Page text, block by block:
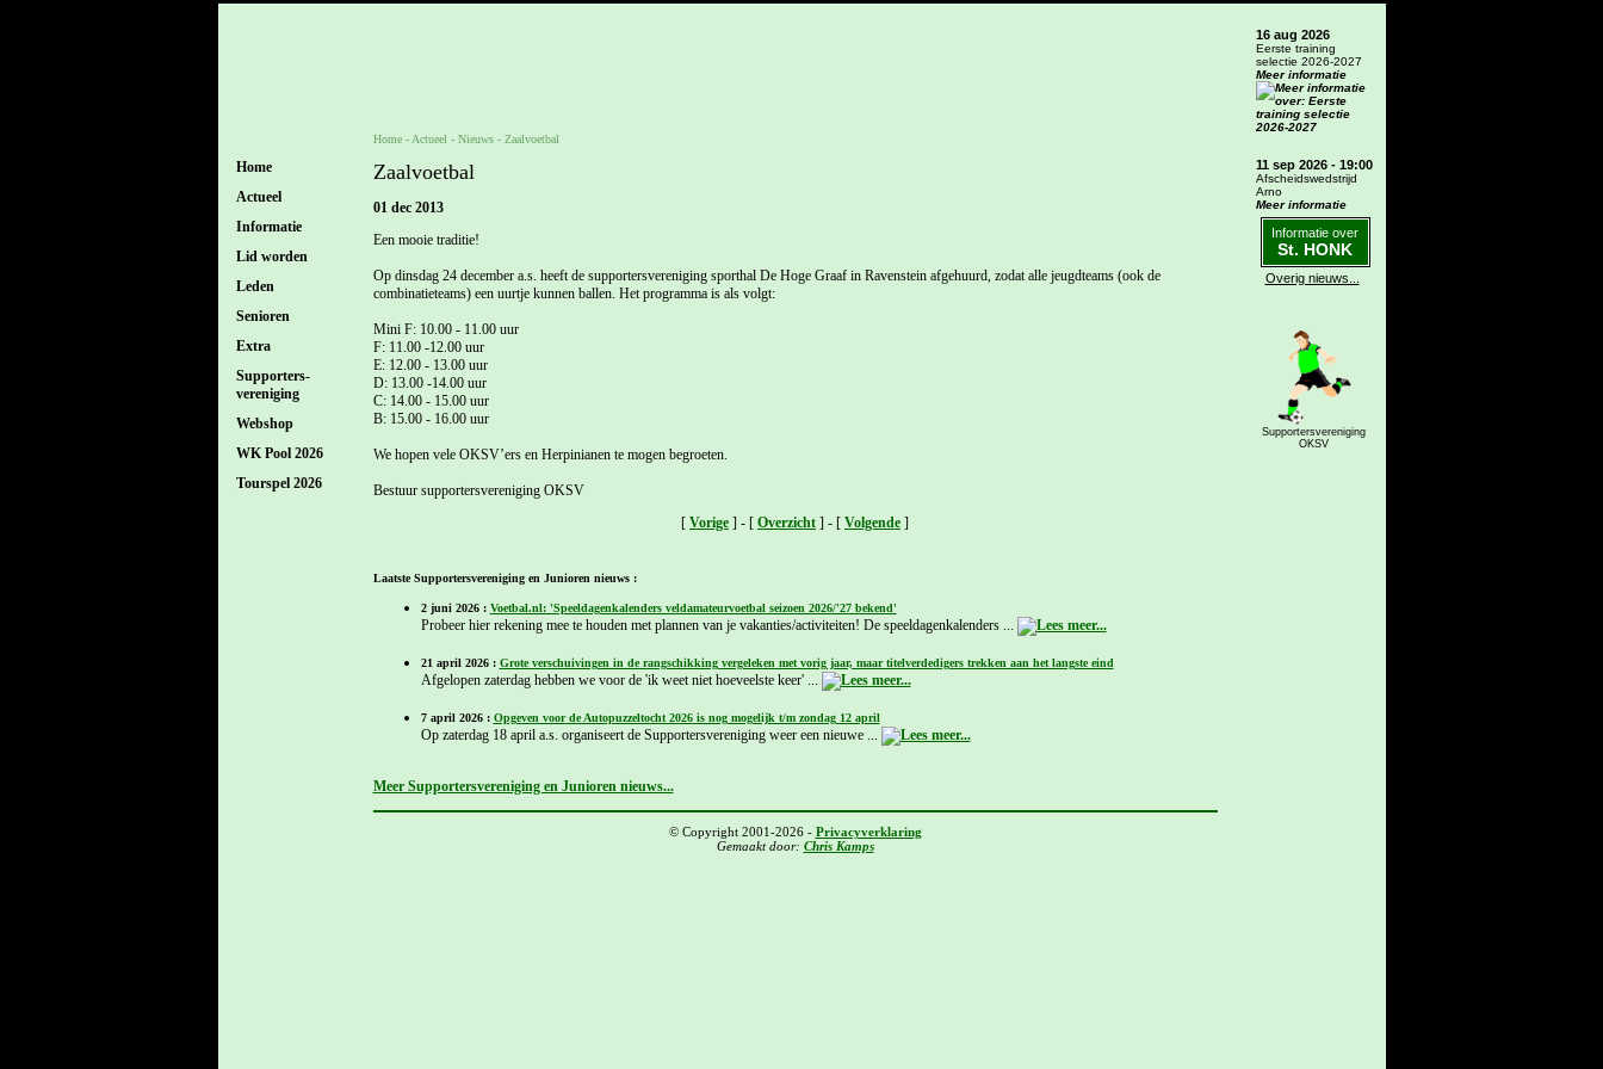
Home
Actueel
Informatie
Lid worden
Leden
Senioren
Extra
Supporters-
vereniging
Webshop
WK Pool 2026
Tourspel 2026
Home- Actueel - Nieuws- Zaalvoetbal
Zaalvoetbal
01 dec 2013
Een mooie traditie!
Op dinsdag 24 december a.s. heeft de supportersvereniging sporthal De Hoge Graaf in Ravenstein afgehuurd, zodat alle jeugdteams (ook de
combinatieteams) een uurtje kunnen ballen. Het programma is als volgt:
Mini F: 10.00 - 11.00 uur
F: 11.00 -12.00 uur
E: 12.00 - 13.00 uur
D: 13.00 -14.00 uur
C: 14.00 - 15.00 uur
B: 15.00 - 16.00 uur
We hopen vele OKSV’ers en Herpinianen te mogen begroeten.
Bestuur supportersvereniging OKSV
[ Vorige ] - [ Overzicht ] - [ Volgende ]
Laatste Supportersvereniging en Junioren nieuws :
2 juni 2026 : Voetbal.nl: 'Speeldagenkalenders veldamateurvoetbal seizoen 2026/'27 bekend'
Probeer hier rekening mee te houden met plannen van je vakanties/activiteiten! De speeldagenkalenders ...
21 april 2026 : Grote verschuivingen in de rangschikking vergeleken met vorig jaar, maar titelverdedigers trekken aan het langste eind
Afgelopen zaterdag hebben we voor de 'ik weet niet hoeveelste keer' ...
7 april 2026 : Opgeven voor de Autopuzzeltocht 2026 is nog mogelijk t/m zondag 12 april
Op zaterdag 18 april a.s. organiseert de Supportersvereniging weer een nieuwe ...
Meer Supportersvereniging en Junioren nieuws...
© Copyright 2001-2026 - Privacyverklaring
Gemaakt door: Chris Kamps
16 aug 2026
Eerste training
selectie 2026-2027
Meer informatie
11 sep 2026 - 19:00
Afscheidswedstrijd
Arno
Meer informatie
Informatie over
St. HONK
Overig nieuws...
Supportersvereniging
OKSV